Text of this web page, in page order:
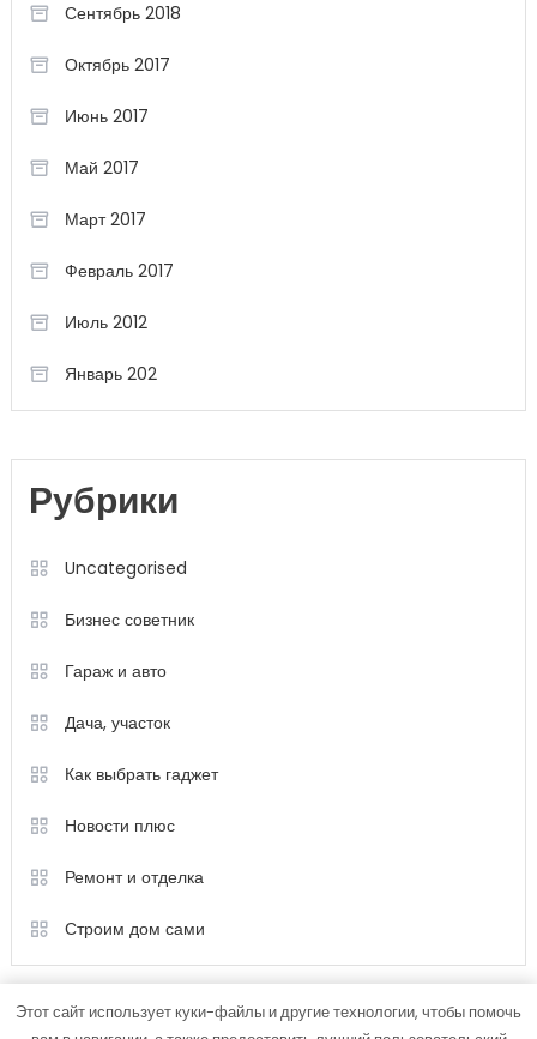
Сентябрь 2018
Октябрь 2017
Июнь 2017
Май 2017
Март 2017
Февраль 2017
Июль 2012
Январь 202
Рубрики
Uncategorised
Бизнес советник
Гараж и авто
Дача, участок
Как выбрать гаджет
Новости плюс
Ремонт и отделка
Строим дом сами
Этот сайт использует куки-файлы и другие технологии, чтобы помочь